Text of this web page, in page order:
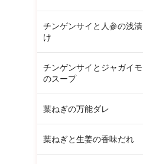
チンゲンサイと人参の浅漬
け
チンゲンサイとジャガイモ
のスープ
葉ねぎの万能ダレ
葉ねぎと生姜の香味だれ